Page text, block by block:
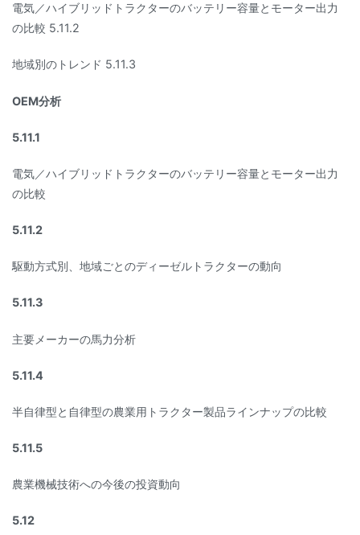
電気／ハイブリッドトラクターのバッテリー容量とモーター出力
の比較 5.11.2
地域別のトレンド 5.11.3
OEM分析
5.11.1
電気／ハイブリッドトラクターのバッテリー容量とモーター出力
の比較
5.11.2
駆動方式別、地域ごとのディーゼルトラクターの動向
5.11.3
主要メーカーの馬力分析
5.11.4
半自律型と自律型の農業用トラクター製品ラインナップの比較
5.11.5
農業機械技術への今後の投資動向
5.12